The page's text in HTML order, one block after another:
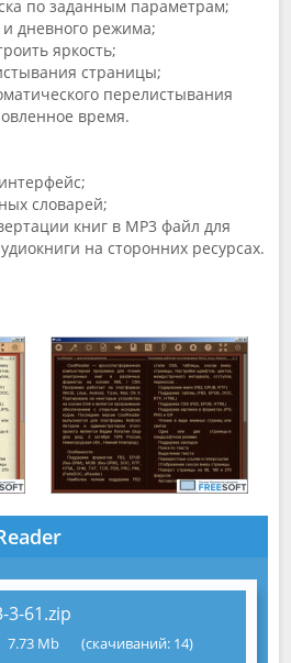
по заданным параметрам;
дневного режима;
яркость;
страницы;
перелистывания
время.
словарей;
книг в MP3 файл для
на сторонних ресурсах.
3-61.zip
7.73 Mb (cкачиваний: 14)